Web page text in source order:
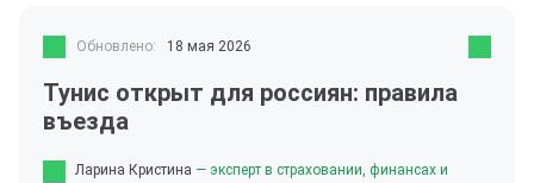
Обновлено: 18 мая 2026
Тунис открыт для россиян: правила
въезда
Ларина Кристина — эксперт в страховании, финансах и